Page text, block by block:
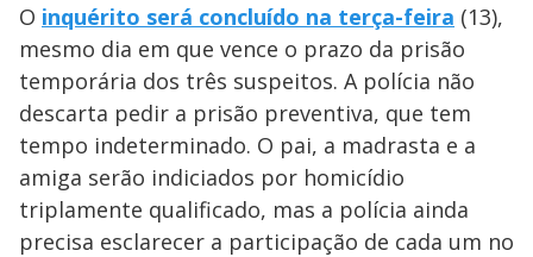
O inquérito será concluído na terça-feira (13),
mesmo dia em que vence o prazo da prisão
temporária dos três suspeitos. A polícia não
descarta pedir a prisão preventiva, que tem
tempo indeterminado. O pai, a madrasta e a
amiga serão indiciados por homicídio
triplamente qualificado, mas a polícia ainda
precisa esclarecer a participação de cada um no